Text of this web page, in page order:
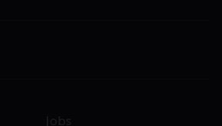
Jobs